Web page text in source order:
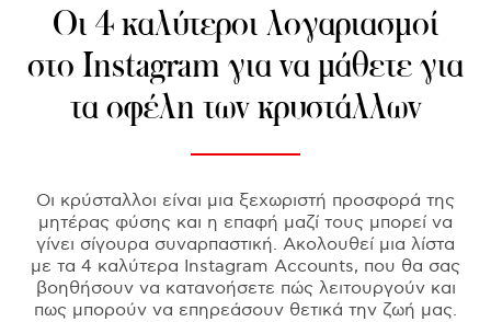
Οι 4 καλύτεροι λογαριασμοί
στο Instagram για να μάθετε για
τα οφέλη των κρυστάλλων
Οι κρύσταλλοι είναι μια ξεχωριστή προσφορά της
μητέρας φύσης και η επαφή μαζί τους μπορεί να
γίνει σίγουρα συναρπαστική. Ακολουθεί μια λίστα
με τα 4 καλύτερα Instagram Accounts, που θα σας
βοηθήσουν να κατανοήσετε πώς λειτουργούν και
πως μπορούν να επηρεάσουν θετικά την ζωή μας.